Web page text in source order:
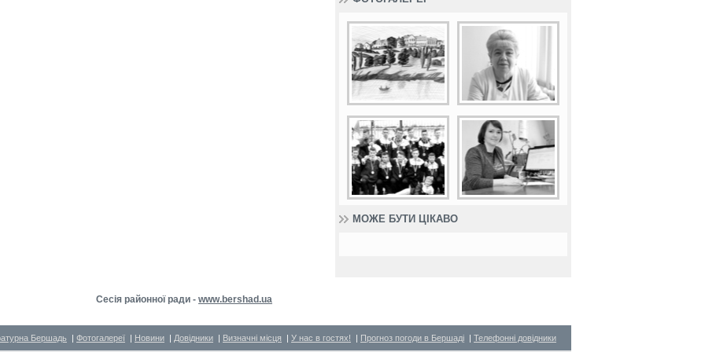
МОЖЕ БУТИ ЦІКАВО
Сесія районної ради - www.bershad.ua
Бершадь | Фотогалереї | Новини | Довідники | Визначні місця | У нас в гостях! | Прогноз погоди в Бершаді | Телефонні довідники